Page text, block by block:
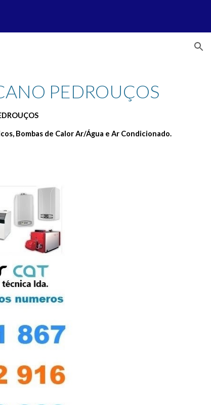
PEDROUÇOS
Bombas de Calor Ar/Água e Ar Condicionado.